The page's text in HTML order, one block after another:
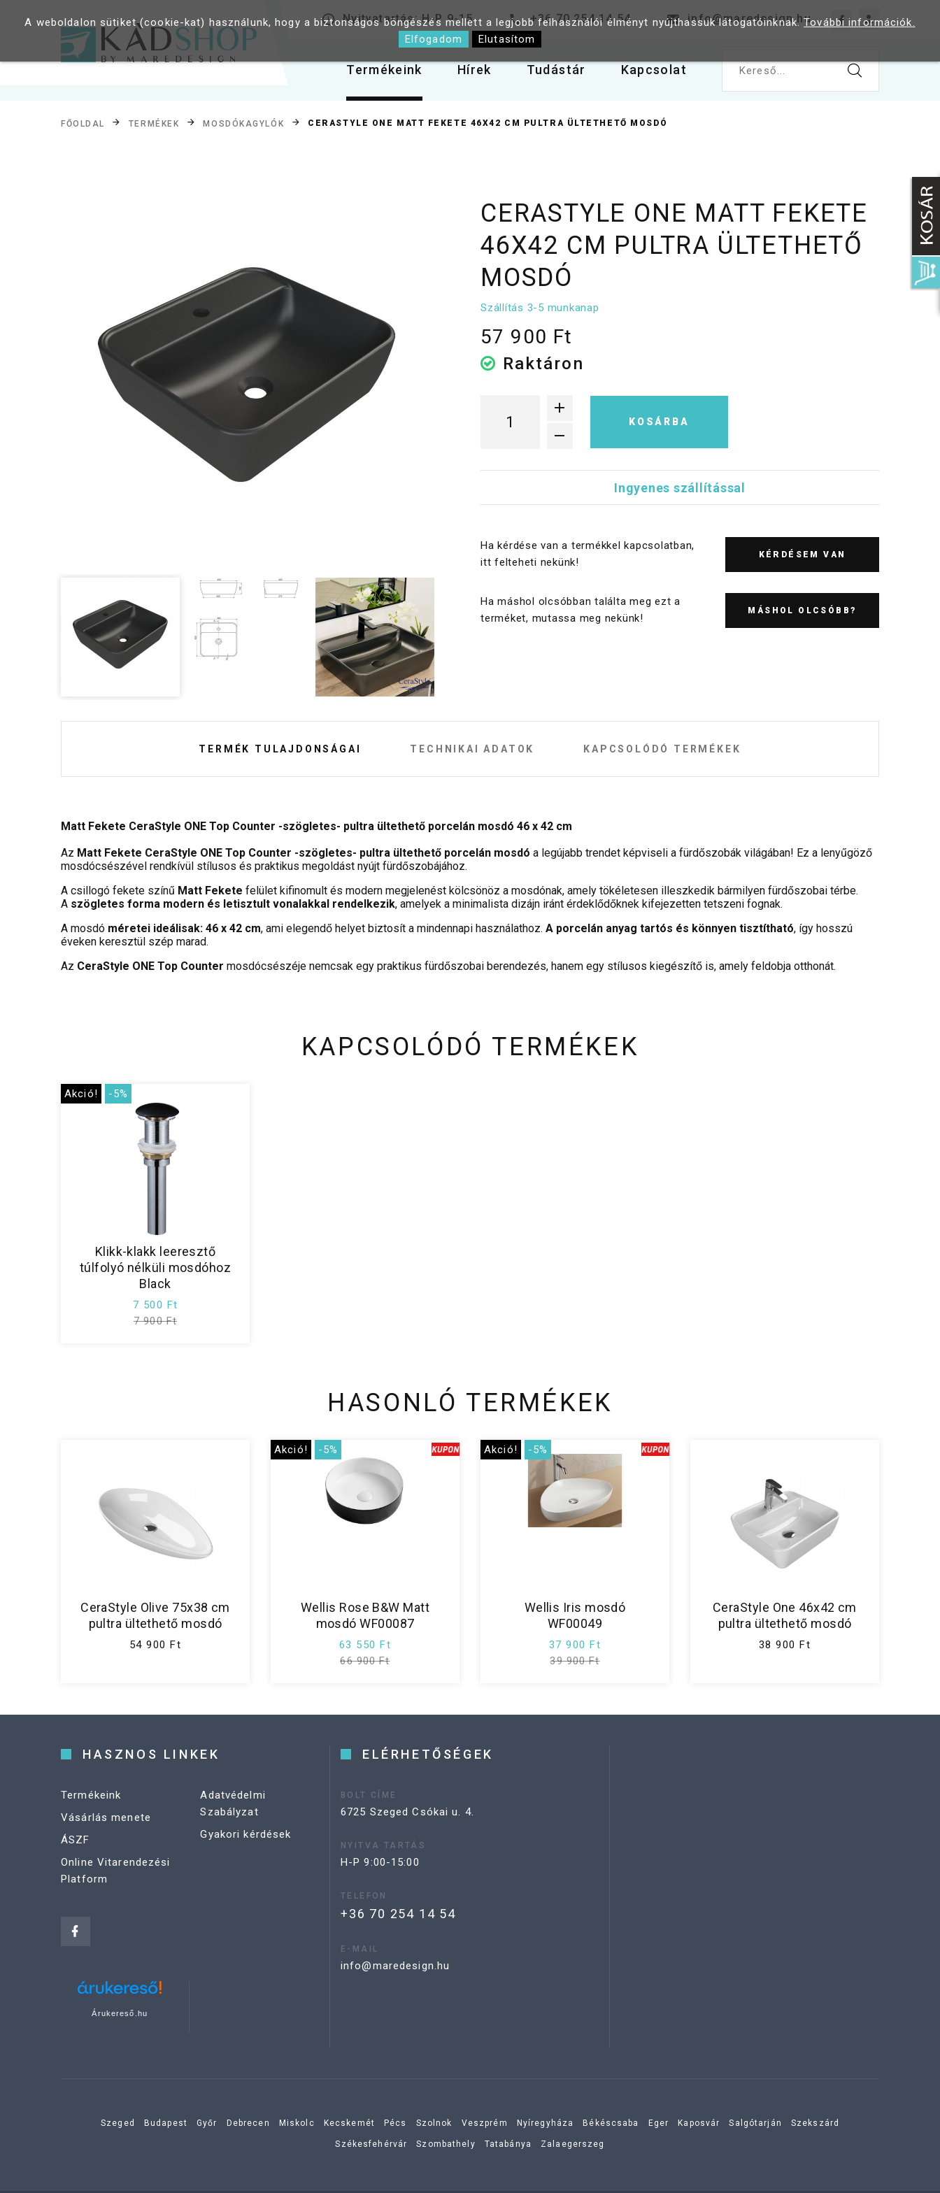
Nyitvatartás: H-P 9-15 +36 70 254 14 54 info@maredesign.hu
Termékeink Hírek Tudástár Kapcsolat Kereső...
FŐOLDAL TERMÉKEK MOSDÓKAGYLÓK CERASTYLE ONE MATT FEKETE 46X42 CM PULTRA ÜLTETHETŐ MOSDÓ
CERASTYLE ONE MATT FEKETE
46X42 CM PULTRA ÜLTETHETŐ
MOSDÓ
Szállítás 3-5 munkanap
57 900 Ft
Raktáron
KOSÁRBA
Ingyenes szállítással
Ha kérdése van a termékkel kapcsolatban,
itt felteheti nekünk!
KÉRDÉSEM VAN
Ha máshol olcsóbban találta meg ezt a
terméket, mutassa meg nekünk!
MÁSHOL OLCSÓBB?
TERMÉK TULAJDONSÁGAI TECHNIKAI ADATOK KAPCSOLÓDÓ TERMÉKEK
Matt Fekete CeraStyle ONE Top Counter -szögletes- pultra ültethető porcelán mosdó 46 x 42 cm
Az Matt Fekete CeraStyle ONE Top Counter -szögletes- pultra ültethető porcelán mosdó a legújabb trendet képviseli a fürdőszobák világában! Ez a lenyűgöző
mosdócsészével rendkívül stílusos és praktikus megoldást nyújt fürdőszobájához.
A csillogó fekete színű Matt Fekete felület kifinomult és modern megjelenést kölcsönöz a mosdónak, amely tökéletesen illeszkedik bármilyen fürdőszobai térbe.
A szögletes forma modern és letisztult vonalakkal rendelkezik, amelyek a minimalista dizájn iránt érdeklődőknek kifejezetten tetszeni fognak.
A mosdó méretei ideálisak: 46 x 42 cm, ami elegendő helyet biztosít a mindennapi használathoz. A porcelán anyag tartós és könnyen tisztítható, így hosszú
éveken keresztül szép marad.
Az CeraStyle ONE Top Counter mosdócsészéje nemcsak egy praktikus fürdőszobai berendezés, hanem egy stílusos kiegészítő is, amely feldobja otthonát.
KAPCSOLÓDÓ TERMÉKEK
Akció! -5%
Klikk-klakk leeresztő
túlfolyó nélküli mosdóhoz
Black
7 500 Ft
7 900 Ft
HASONLÓ TERMÉKEK
CeraStyle Olive 75x38 cm
pultra ültethető mosdó
54 900 Ft
Akció! -5%
Wellis Rose B&W Matt
mosdó WF00087
63 550 Ft
66 900 Ft
Akció! -5%
Wellis Iris mosdó
WF00049
37 900 Ft
39 900 Ft
CeraStyle One 46x42 cm
pultra ültethető mosdó
38 900 Ft
HASZNOS LINKEK
Termékeink
Vásárlás menete
ÁSZF
Online Vitarendezési
Platform
Adatvédelmi
Szabályzat
Gyakori kérdések
Árukereső.hu
ELÉRHETŐSÉGEK
BOLT CÍME
6725 Szeged Csókai u. 4.
NYITVA TARTÁS
H-P 9:00-15:00
TELEFON
+36 70 254 14 54
E-MAIL
info@maredesign.hu
Szeged Budapest Győr Debrecen Miskolc Kecskemét Pécs Szolnok Veszprém Nyíregyháza Békéscsaba Eger Kaposvár Salgótarján Szekszárd
Székesfehérvár Szombathely Tatabánya Zalaegerszeg
A weboldalon sütiket (cookie-kat) használunk, hogy a biztonságos böngészés mellett a legjobb felhasználói élményt nyújthassuk látogatóinknak.További információk.
Elfogadom
Elutasítom